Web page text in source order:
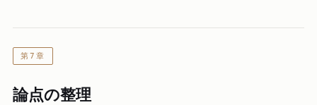
第7章
論点の整理